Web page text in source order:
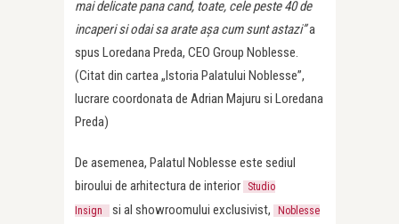
mai delicate pana cand, toate, cele peste 40 de
incaperi si odai sa arate așa cum sunt astazi”a
spus Loredana Preda, CEO Group Noblesse.
(Citat din cartea „Istoria Palatului Noblesse”,
lucrare coordonata de Adrian Majuru si Loredana
Preda)
De asemenea, Palatul Noblesse este sediul
biroului de arhitectura de interior
Studio
Insign
si al showroomului exclusivist,
Noblesse